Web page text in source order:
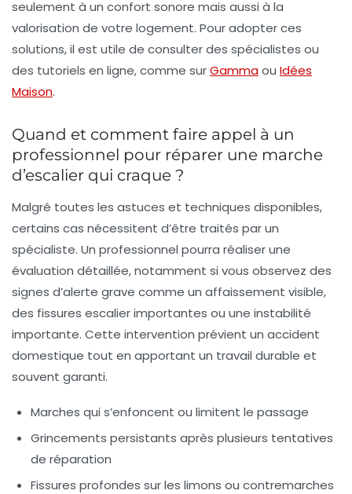
seulement à un confort sonore mais aussi à la
valorisation de votre logement. Pour adopter ces
solutions, il est utile de consulter des spécialistes ou
des tutoriels en ligne, comme surGammaou Idées
Maison.
Quand et comment faire appel à un
professionnel pour réparer une marche
d’escalier qui craque ?
Malgré toutes les astuces et techniques disponibles,
certains cas nécessitent d’être traités par un
spécialiste. Un professionnel pourra réaliser une
évaluation détaillée, notamment si vous observez des
signes d’alerte grave comme un affaissement visible,
des fissures escalier importantes ou une instabilité
importante. Cette intervention prévient un accident
domestique tout en apportant un travail durable et
souvent garanti.
Marches qui s’enfoncent ou limitent le passage
Grincements persistants après plusieurs tentatives
de réparation
Fissures profondes sur les limons ou contremarches